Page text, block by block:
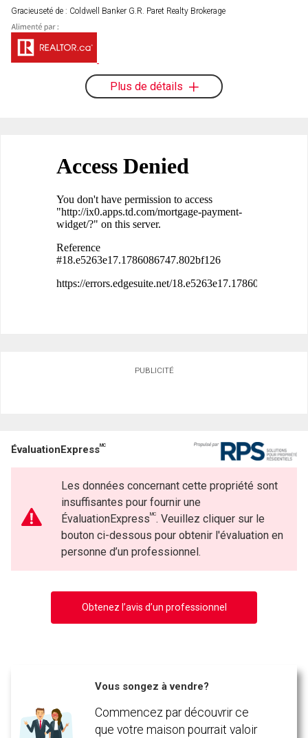
Gracieuseté de : Coldwell Banker G.R. Paret Realty Brokerage
Plus de détails
PUBLICITÉ
ÉvaluationExpressMC
Les données concernant cette propriété sont
insuffisantes pour fournir une
ÉvaluationExpressMC. Veuillez cliquer sur le
bouton ci-dessous pour obtenir l'évaluation en
personne d’un professionnel.
Obtenez l’avis d’un professionnel
Vous songez à vendre?
Commencez par découvrir ce
que votre maison pourrait valoir